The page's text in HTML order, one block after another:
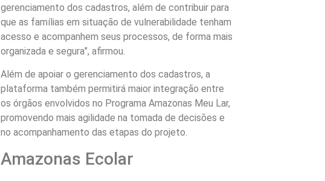
gerenciamento dos cadastros, além de contribuir para
que as famílias em situação de vulnerabilidade tenham
acesso e acompanhem seus processos, de forma mais
organizada e segura”, afirmou.
Além de apoiar o gerenciamento dos cadastros, a
plataforma também permitirá maior integração entre
os órgãos envolvidos no Programa Amazonas Meu Lar,
promovendo mais agilidade na tomada de decisões e
no acompanhamento das etapas do projeto.
Amazonas Ecolar